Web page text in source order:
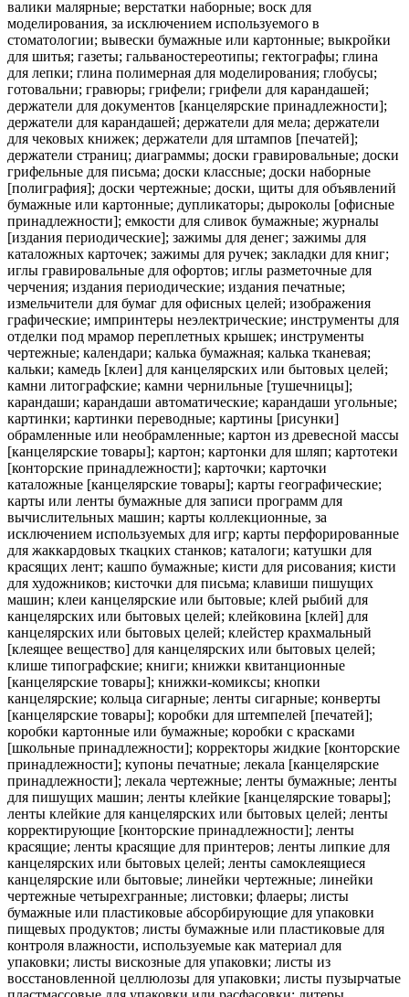
валики малярные; верстатки наборные; воск для
моделирования, за исключением используемого в
стоматологии; вывески бумажные или картонные; выкройки
для шитья; газеты; гальваностереотипы; гектографы; глина
для лепки; глина полимерная для моделирования; глобусы;
готовальни; гравюры; грифели; грифели для карандашей;
держатели для документов [канцелярские принадлежности];
держатели для карандашей; держатели для мела; держатели
для чековых книжек; держатели для штампов [печатей];
держатели страниц; диаграммы; доски гравировальные; доски
грифельные для письма; доски классные; доски наборные
[полиграфия]; доски чертежные; доски, щиты для объявлений
бумажные или картонные; дупликаторы; дыроколы [офисные
принадлежности]; емкости для сливок бумажные; журналы
[издания периодические]; зажимы для денег; зажимы для
каталожных карточек; зажимы для ручек; закладки для книг;
иглы гравировальные для офортов; иглы разметочные для
черчения; издания периодические; издания печатные;
измельчители для бумаг для офисных целей; изображения
графические; импринтеры неэлектрические; инструменты для
отделки под мрамор переплетных крышек; инструменты
чертежные; календари; калька бумажная; калька тканевая;
кальки; камедь [клеи] для канцелярских или бытовых целей;
камни литографские; камни чернильные [тушечницы];
карандаши; карандаши автоматические; карандаши угольные;
картинки; картинки переводные; картины [рисунки]
обрамленные или необрамленные; картон из древесной массы
[канцелярские товары]; картон; картонки для шляп; картотеки
[конторские принадлежности]; карточки; карточки
каталожные [канцелярские товары]; карты географические;
карты или ленты бумажные для записи программ для
вычислительных машин; карты коллекционные, за
исключением используемых для игр; карты перфорированные
для жаккардовых ткацких станков; каталоги; катушки для
красящих лент; кашпо бумажные; кисти для рисования; кисти
для художников; кисточки для письма; клавиши пишущих
машин; клеи канцелярские или бытовые; клей рыбий для
канцелярских или бытовых целей; клейковина [клей] для
канцелярских или бытовых целей; клейстер крахмальный
[клеящее вещество] для канцелярских или бытовых целей;
клише типографские; книги; книжки квитанционные
[канцелярские товары]; книжки-комиксы; кнопки
канцелярские; кольца сигарные; ленты сигарные; конверты
[канцелярские товары]; коробки для штемпелей [печатей];
коробки картонные или бумажные; коробки с красками
[школьные принадлежности]; корректоры жидкие [конторские
принадлежности]; купоны печатные; лекала [канцелярские
принадлежности]; лекала чертежные; ленты бумажные; ленты
для пишущих машин; ленты клейкие [канцелярские товары];
ленты клейкие для канцелярских или бытовых целей; ленты
корректирующие [конторские принадлежности]; ленты
красящие; ленты красящие для принтеров; ленты липкие для
канцелярских или бытовых целей; ленты самоклеящиеся
канцелярские или бытовые; линейки чертежные; линейки
чертежные четырехгранные; листовки; флаеры; листы
бумажные или пластиковые абсорбирующие для упаковки
пищевых продуктов; листы бумажные или пластиковые для
контроля влажности, используемые как материал для
упаковки; листы вискозные для упаковки; листы из
восстановленной целлюлозы для упаковки; листы пузырчатые